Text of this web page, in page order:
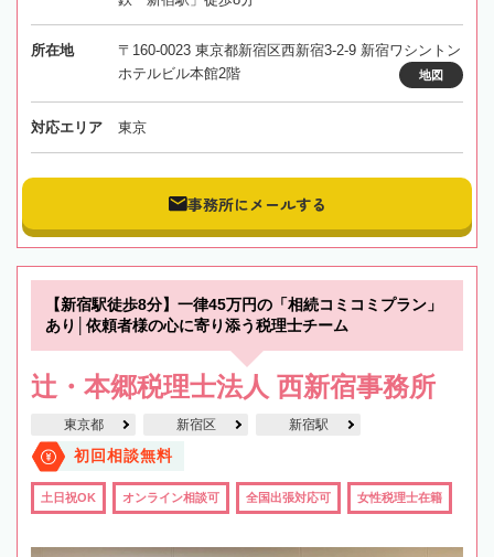
所在地
〒160-0023 東京都新宿区西新宿3-2-9 新宿ワシントン
ホテルビル本館2階
地図
対応エリア 東京
事務所にメールする
【新宿駅徒歩8分】一律45万円の「相続コミコミプラン」
あり│依頼者様の心に寄り添う税理士チーム
辻・本郷税理士法人 西新宿事務所
東京都 新宿区 新宿駅
初回相談無料
土日祝OK オンライン相談可 全国出張対応可 女性税理士在籍